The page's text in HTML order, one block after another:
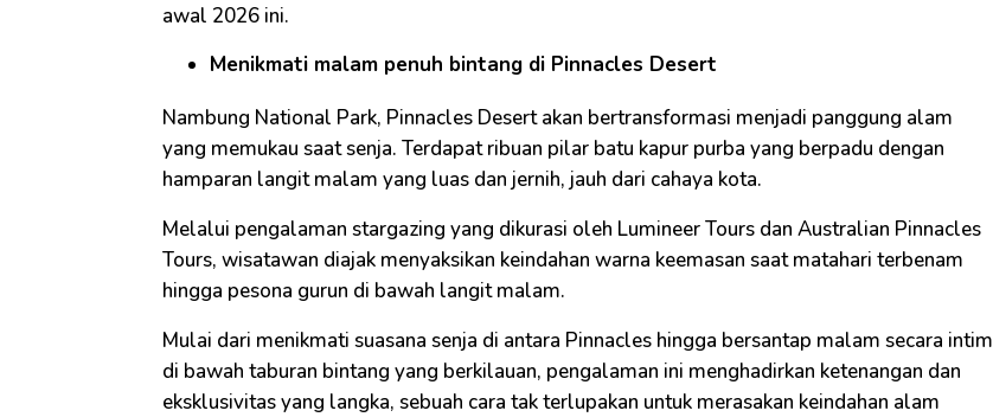
awal 2026 ini.
Menikmati malam penuh bintang di Pinnacles Desert
Nambung National Park, Pinnacles Desert akan bertransformasi menjadi panggung alam
yang memukau saat senja. Terdapat ribuan pilar batu kapur purba yang berpadu dengan
hamparan langit malam yang luas dan jernih, jauh dari cahaya kota.
Melalui pengalaman stargazing yang dikurasi oleh Lumineer Tours dan Australian Pinnacles
Tours, wisatawan diajak menyaksikan keindahan warna keemasan saat matahari terbenam
hingga pesona gurun di bawah langit malam.
Mulai dari menikmati suasana senja di antara Pinnacles hingga bersantap malam secara intim
di bawah taburan bintang yang berkilauan, pengalaman ini menghadirkan ketenangan dan
eksklusivitas yang langka, sebuah cara tak terlupakan untuk merasakan keindahan alam